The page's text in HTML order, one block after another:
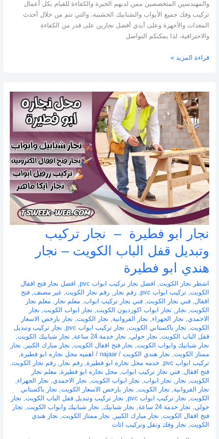
والمهندسين المتخصصين ممن لديهم الخبرة والكفاءة للقيام بكل أعمال
تركيب وفك جميع الأبواب والشبابيك الخشبية، والتي تتم من خلال أحدث
المعدات والأجهزة وعلى أيدي أفضل نجارين على قدر من الكفاءة
والاحترافية، لذا يمكنكم التواصل
قراءة المزيد »
نجار ابو فطيرة – نجار تركيب
وتبديل قفل الباب الكويت – نجار
هندي ابو فطيرة
اشطر نجار الكويت, افضل نجار تركيب ابواب pvc , افضل نجار فتح اقفال
الكويت, تركيب ابواب pvc , رقم نجار رقم نجار الكويت, غير مصنف, فتح
اقفال فني نجار الكويت, فني نجار تركيب ابواب, معلم نجار
معلم نجار
الكويت, نجار نجار ابواب اكورديون الكويت, نجار ابواب الكويت, نجار
الاحمدي
نجار الجهراء نجار الفروانية نجار الكويت, نجار بارخص الاسعار
الكويت, نجار باكستاني الكويت, نجار تركيب ابواب pvc , نجار تركيب وتبديل
قفل الباب الكويت, نجار حولي نجار خدمة 24 ساعة نجار شبابيك الكويت,
نجار شبابيك وابواب الكويت, نجار فتح اقفال الكويت, نجار مبارك الكبير
نجار
ممتاز الكويت, نجار هندي الكويت/
najaar
/ اهميه محل نجاره ابو فطيرة
تركيب ابواب pvc
, خدمه محل نجاره ابو فطيرة رقم نجار رقم نجار الكويت,
فتح اقفال فني نجار تركيب ابواب, محل نجاره ابو فطيرة
معلم نجار
الكويت, نجار نجار ابواب, نجار ابواب الكويت, نجار الاحمدي نجار الجهراء
نجار الفروانية
نجار الكويت, نجار بارخص الاسعار الكويت, نجار باكستاني
الكويت, نجار تركيب ابواب pvc , نجار تركيب وتبديل قفل الباب الكويت, نجار
حولي
نجار خدمة 24 ساعة نجار شبابيك نجار شبابيك وابواب الكويت, نجار
فتح اقفال الكويت, نجار مبارك الكبير نجار ممتاز الكويت, نجار هندي
الكويت, نجار وفك ونقل وتركيب اثاث